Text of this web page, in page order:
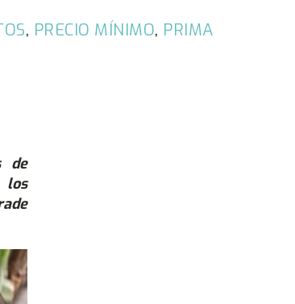
, PRECIO MÍNIMO, PRIMA
de
los